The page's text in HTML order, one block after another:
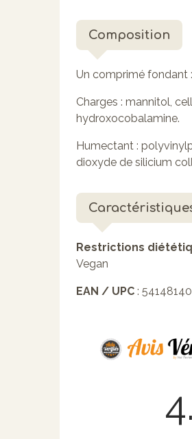
Composition
Un comprimé fondant :
Charges : mannitol,
hydroxocobalamine.
Humectant :
dioxyde de silicium
Restrictions
Vegan
EAN / UPC :